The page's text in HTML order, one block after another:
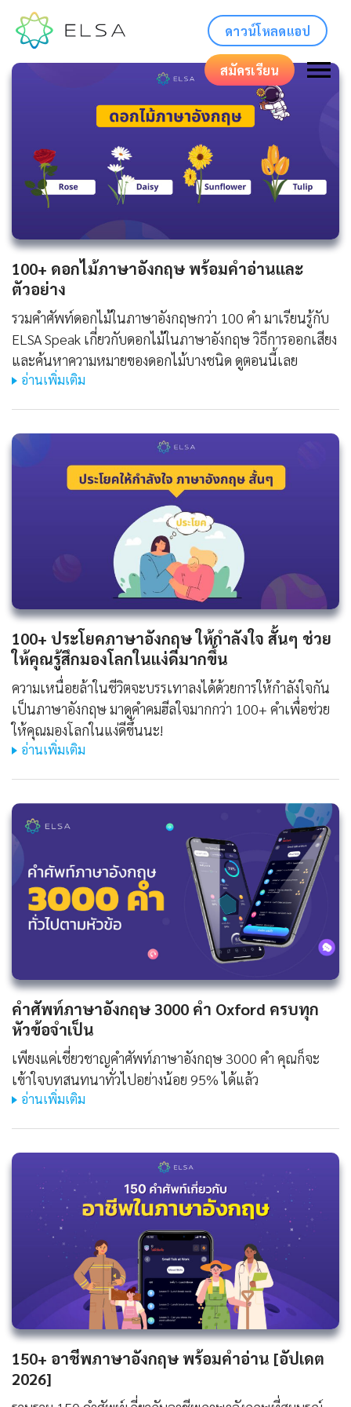
ดาวน์โหลดแอป
สมัครเรียน
100+ ดอกไม้ภาษาอังกฤษ พร้อมคำอ่านและ
ตัวอย่าง
รวมคำศัพท์ดอกไม้ในภาษาอังกฤษกว่า 100 คำ มาเรียนรู้กับ
ELSA Speak เกี่ยวกับดอกไม้ในภาษาอังกฤษ วิธีการออกเสียง
และค้นหาความหมายของดอกไม้บางชนิด ดูตอนนี้เลย
อ่านเพิ่มเติม
100+ ประโยคภาษาอังกฤษ ให้กําลังใจ สั้นๆ ช่วย
ให้คุณรู้สึกมองโลกในแง่ดีมากขึ้น
ความเหนื่อยล้าในชีวิตจะบรรเทาลงได้ด้วยการให้กำลังใจกัน
เป็นภาษาอังกฤษ มาดูคำคมฮีลใจมากกว่า 100+ คำเพื่อช่วย
ให้คุณมองโลกในแง่ดีขึ้นนะ!
อ่านเพิ่มเติม
คําศัพท์ภาษาอังกฤษ 3000 คํา Oxford ครบทุก
หัวข้อจำเป็น
เพียงแค่เชี่ยวชาญคำศัพท์ภาษาอังกฤษ 3000 คำ คุณก็จะ
เข้าใจบทสนทนาทั่วไปอย่างน้อย 95% ได้แล้ว
อ่านเพิ่มเติม
150+ อาชีพภาษาอังกฤษ พร้อมคำอ่าน [อัปเดต
2026]